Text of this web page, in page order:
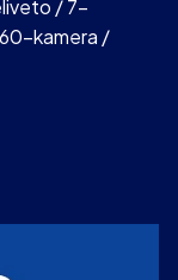
/ 7-
kamera /